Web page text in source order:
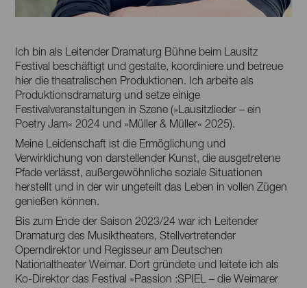
Ich bin als Leitender Dramaturg Bühne beim Lausitz
Festival beschäftigt und gestalte, koordiniere und betreue
hier die theatralischen Produktionen. Ich arbeite als
Produktionsdramaturg und setze einige
Festivalveranstaltungen in Szene (»Lausitzlieder – ein
Poetry Jam« 2024 und »Müller & Müller« 2025).
Meine Leidenschaft ist die Ermöglichung und
Verwirklichung von darstellender Kunst, die ausgetretene
Pfade verlässt, außergewöhnliche soziale Situationen
herstellt und in der wir ungeteilt das Leben in vollen Zügen
genießen können.
Bis zum Ende der Saison 2023/24 war ich Leitender
Dramaturg des Musiktheaters, Stellvertretender
Operndirektor und Regisseur am Deutschen
Nationaltheater Weimar. Dort gründete und leitete ich als
Ko-Direktor das Festival »Passion :SPIEL – die Weimarer